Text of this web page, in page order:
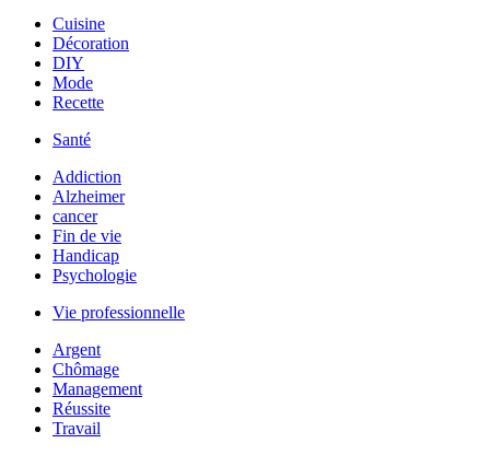
Cuisine
Décoration
DIY
Mode
Recette
Santé
Addiction
Alzheimer
cancer
Fin de vie
Handicap
Psychologie
Vie professionnelle
Argent
Chômage
Management
Réussite
Travail